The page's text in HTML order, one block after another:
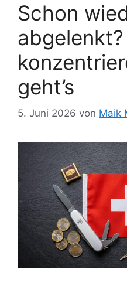
Schon
geht’s
5. Juni 2026 von Maik